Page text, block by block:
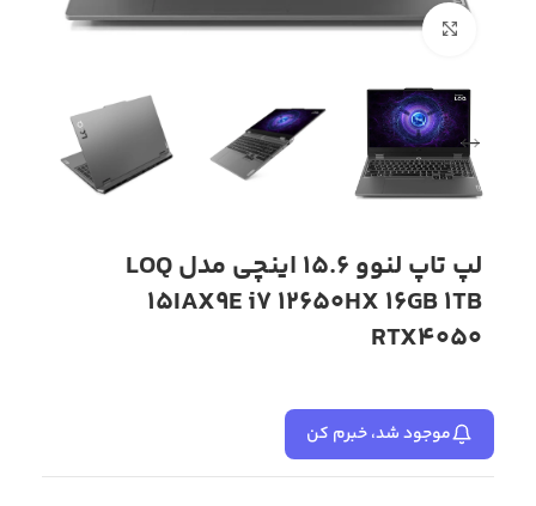
بزرگنمایی تصویر
لپ تاپ لنوو 15.6 اینچی مدل LOQ
15IAX9E i7 12650HX 16GB 1TB
RTX4050
موجود شد، خبرم کن